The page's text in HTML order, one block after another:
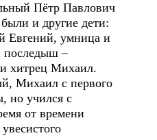
Пётр Павлович
и другие дети:
Евгений, умница и
последыш –
хитрец Михаил.
Михаил с первого
но учился с
от времени